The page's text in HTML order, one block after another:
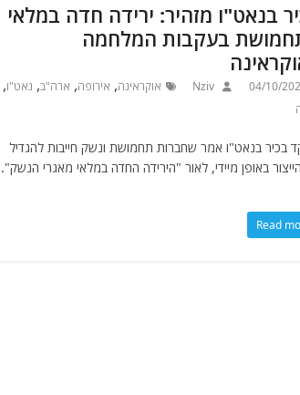
בנאט"ו מזהיר: ירידה חדה במלאי
בעקבות המלחמה
04/10/
Nziv אוקראינה, אירופה, ארה"ב, נאט"ו,
בכיר בנאט"ו אמר שחברות תחמושת ונשק חייבות להגדיל
באופן מיידי, לאור "הירידה החדה במלאי מאגרי הנשק".
Read